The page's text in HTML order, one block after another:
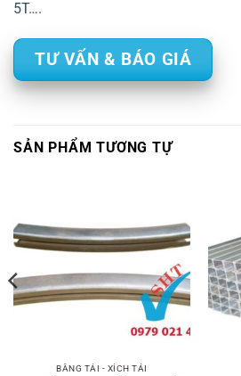
5T….
TƯ VẤN & BÁO GIÁ
SẢN PHẨM TƯƠNG TỰ
BĂNG TẢI - XÍCH TẢI